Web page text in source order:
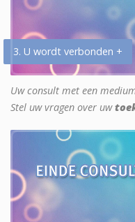
3. U wordt verbonden +
Uw consult met een
Stel uw vragen over uw